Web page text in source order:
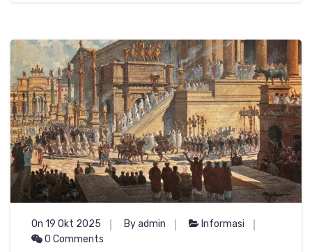
On 19 Okt 2025 By admin
Informasi
0 Comments